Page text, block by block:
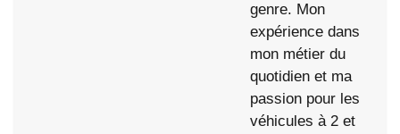
genre. Mon
expérience dans
mon métier du
quotidien et ma
passion pour les
véhicules à 2 et